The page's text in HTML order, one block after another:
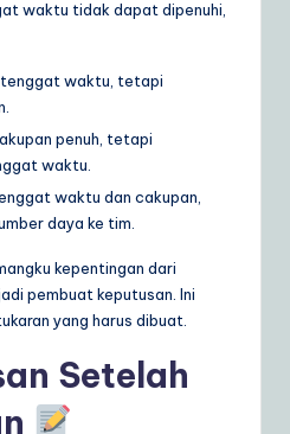
waktu tidak dapat dipenuhi,
tenggat waktu, tetapi
penuh, tetapi
waktu.
waktu dan cakupan,
daya ke tim.
kepentingan dari
pembuat keputusan. Ini
yang harus dibuat.
Setelah